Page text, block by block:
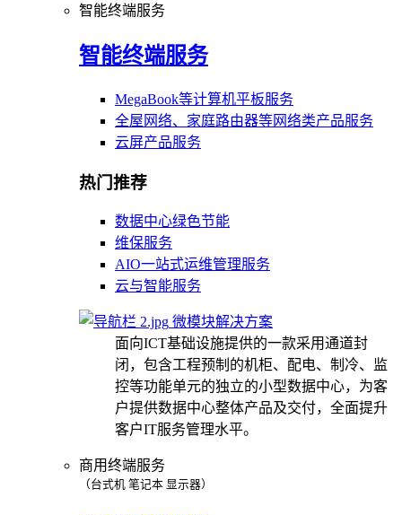
智能终端服务
智能终端服务
MegaBook等计算机平板服务
全屋网络、家庭路由器等网络类产品服务
云屏产品服务
热门推荐
数据中心绿色节能
维保服务
AIO一站式运维管理服务
云与智能服务
微模块解决方案
面向ICT基础设施提供的一款采用通道封
闭，包含工程预制的机柜、配电、制冷、监
控等功能单元的独立的小型数据中心，为客
户提供数据中心整体产品及交付，全面提升
客户IT服务管理水平。
商用终端服务
（台式机 笔记本 显示器）